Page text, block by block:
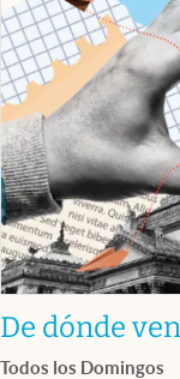
De dónde
Todos los Domingos